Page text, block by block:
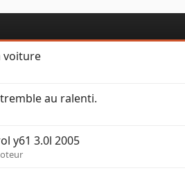
voiture
au ralenti.
y61 3.0l 2005